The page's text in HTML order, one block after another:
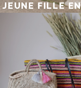
JEUNE FILLE